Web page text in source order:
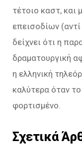
τέτοιο καστ, και
επεισοδίων
δείχνει ότι η
δραματουργική
η ελληνική
καλύτερα όταν το
φορτισμένο.
Σχετικά